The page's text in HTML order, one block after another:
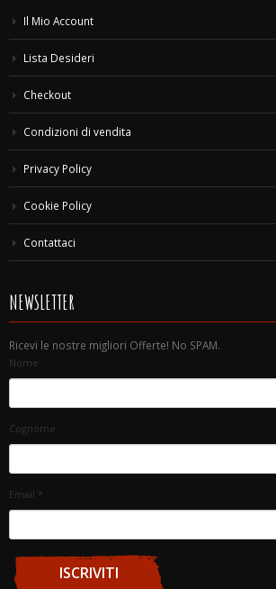
Il Mio Account
Lista Desideri
Checkout
Condizioni di vendita
Privacy Policy
Cookie Policy
Contattaci
NEWSLETTER
Ricevi le nostre migliori Offerte! No SPAM.
Nome
Cognome
Email *